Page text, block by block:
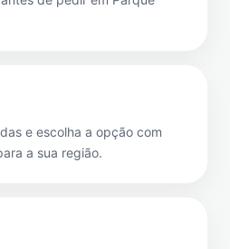
e escolha a opção com
a sua região.